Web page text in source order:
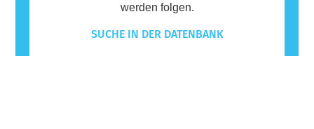
werden folgen.
SUCHE IN DER DATENBANK